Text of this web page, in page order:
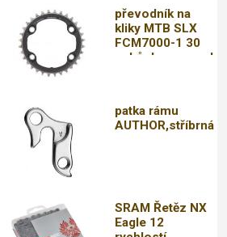
převodník na
kliky MTB SLX
FCM7000-1 30
zubů,doprava od
patka rámu
AUTHOR,stříbrná
SRAM Řetěz NX
Eagle 12